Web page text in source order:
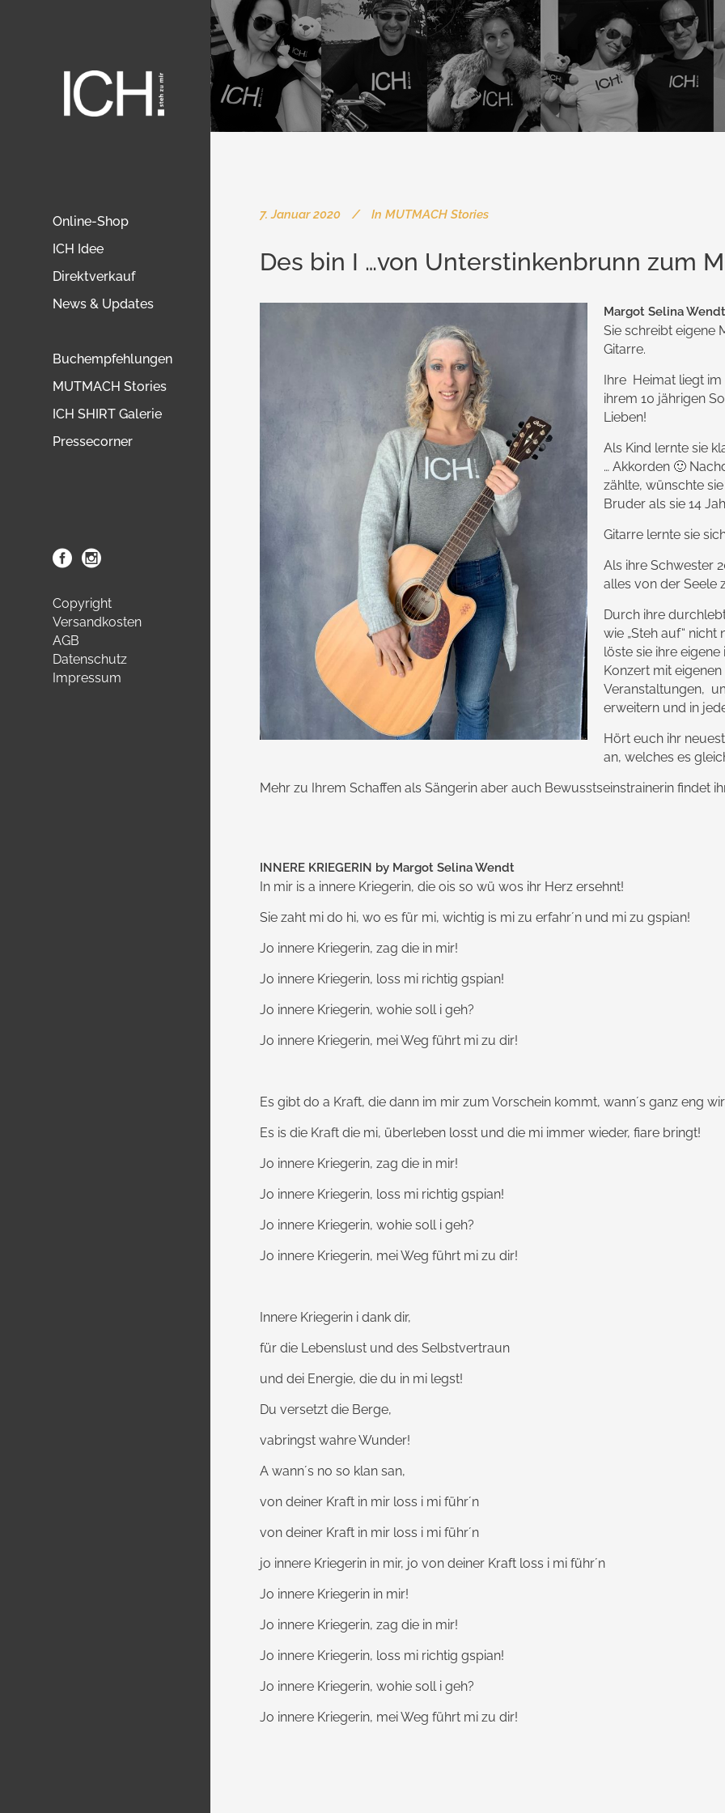
Online-Shop
ICH Idee
Direktverkauf
News & Updates
Buchempfehlungen
MUTMACH Stories
ICH SHIRT Galerie
Pressecorner
Copyright
Versandkosten
AGB
Datenschutz
Impressum
7. Januar 2020 In MUTMACH Stories
Des bin I …von Unterstinkenbrunn zum
Margot Selina
Sie schreibt eigene
Gitarre.
Ihre Heimat liegt
ihrem 10 jährigen
Lieben!
Als Kind lernte sie
… Akkorden 🙂
zählte, wünschte
Bruder als sie 14
Gitarre lernte sie
Als ihre Schwester
alles von der Seele
Durch ihre
wie „Steh auf“
löste sie ihre
Konzert mit
Veranstaltungen,
erweitern und in
Hört euch ihr
an, welches es
Mehr zu Ihrem Schaffen als Sängerin aber auch Bewusstseinstrainerin findet
INNERE KRIEGERIN by Margot Selina Wendt
In mir is a innere Kriegerin, die ois so wü wos ihr Herz ersehnt!
Sie zaht mi do hi, wo es für mi, wichtig is mi zu erfahr´n und mi zu gspian!
Jo innere Kriegerin, zag die in mir!
Jo innere Kriegerin, loss mi richtig gspian!
Jo innere Kriegerin, wohie soll i geh?
Jo innere Kriegerin, mei Weg führt mi zu dir!
Es gibt do a Kraft, die dann im mir zum Vorschein kommt, wann´s ganz eng
Es is die Kraft die mi, überleben losst und die mi immer wieder, fiare bringt!
Jo innere Kriegerin, zag die in mir!
Jo innere Kriegerin, loss mi richtig gspian!
Jo innere Kriegerin, wohie soll i geh?
Jo innere Kriegerin, mei Weg führt mi zu dir!
Innere Kriegerin i dank dir,
für die Lebenslust und des Selbstvertraun
und dei Energie, die du in mi legst!
Du versetzt die Berge,
vabringst wahre Wunder!
A wann´s no so klan san,
von deiner Kraft in mir loss i mi führ´n
von deiner Kraft in mir loss i mi führ´n
jo innere Kriegerin in mir, jo von deiner Kraft loss i mi führ´n
Jo innere Kriegerin in mir!
Jo innere Kriegerin, zag die in mir!
Jo innere Kriegerin, loss mi richtig gspian!
Jo innere Kriegerin, wohie soll i geh?
Jo innere Kriegerin, mei Weg führt mi zu dir!